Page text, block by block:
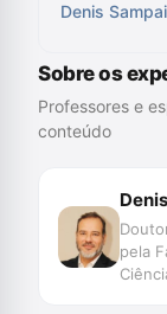
Denis
Sobre os
Professores e
conteúdo
pela